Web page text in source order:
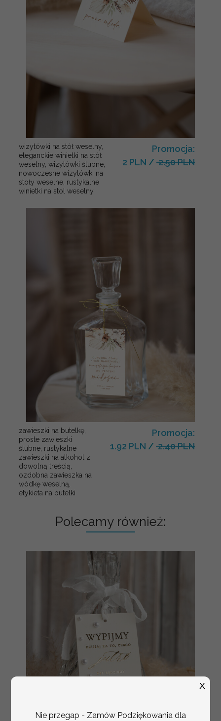
wizytówki na stół weselny,
eleganckie winietki na stół
weselny, wizytówki ślubne,
nowoczesne wizytówki na
stoły weselne, rustykalne
winietki na stol weselny
Promocja:
2 PLN / 2.50 PLN
zawieszki na butelkę,
proste zawieszki
ślubne, rustykalne
zawieszki na alkohol z
dowolną treścią,
ozdobna zawieszka na
wódkę weselną,
etykieta na butelki
Promocja:
1.92 PLN / 2.40 PLN
Polecamy również:
Nie przegap - Zamów Podziękowania dla
X